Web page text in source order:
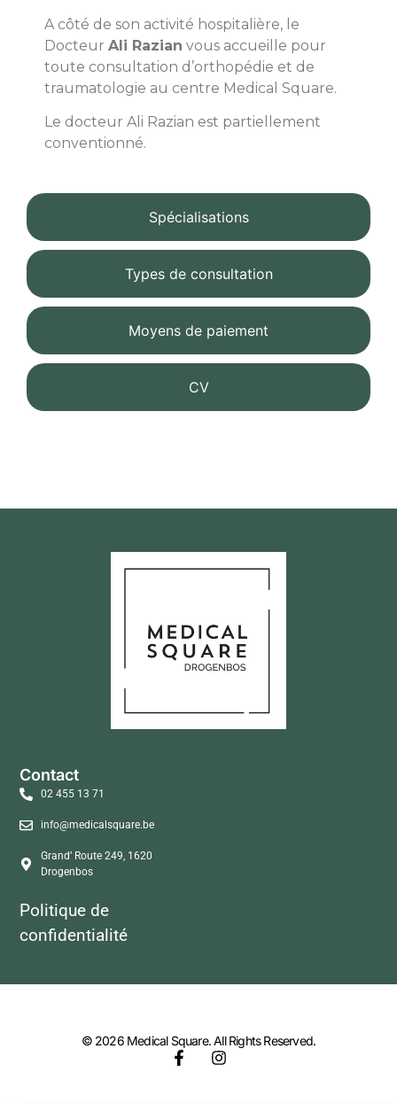
Spécialisations
Types de consultation
Moyens de paiement
CV
A côté de son activité hospitalière, le
Docteur Ali Razian vous accueille pour
toute consultation d’orthopédie et de
traumatologie au centre Medical Square.
Le docteur Ali Razian est partiellement
conventionné.
Contact
02 455 13 71
info@medicalsquare.be
Grand’ Route 249, 1620
Drogenbos
Politique de
confidentialité
© 2026 Medical Square. All Rights Reserved.